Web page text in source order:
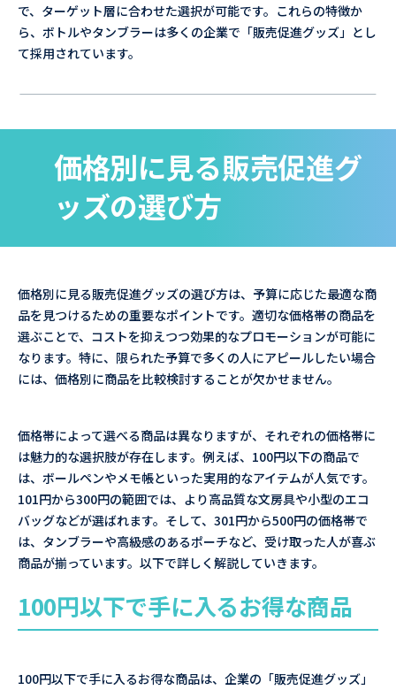
で、ターゲット層に合わせた選択が可能です。これらの特徴か
ら、ボトルやタンブラーは多くの企業で「販売促進グッズ」とし
て採用されています。
価格別に見る販売促進グ
ッズの選び方
価格別に見る販売促進グッズの選び方は、予算に応じた最適な商
品を見つけるための重要なポイントです。適切な価格帯の商品を
選ぶことで、コストを抑えつつ効果的なプロモーションが可能に
なります。特に、限られた予算で多くの人にアピールしたい場合
には、価格別に商品を比較検討することが欠かせません。
価格帯によって選べる商品は異なりますが、それぞれの価格帯に
は魅力的な選択肢が存在します。例えば、100円以下の商品で
は、ボールペンやメモ帳といった実用的なアイテムが人気です。
101円から300円の範囲では、より高品質な文房具や小型のエコ
バッグなどが選ばれます。そして、301円から500円の価格帯で
は、タンブラーや高級感のあるポーチなど、受け取った人が喜ぶ
商品が揃っています。以下で詳しく解説していきます。
100円以下で手に入るお得な商品
100円以下で手に入るお得な商品は、企業の「販売促進グッズ」